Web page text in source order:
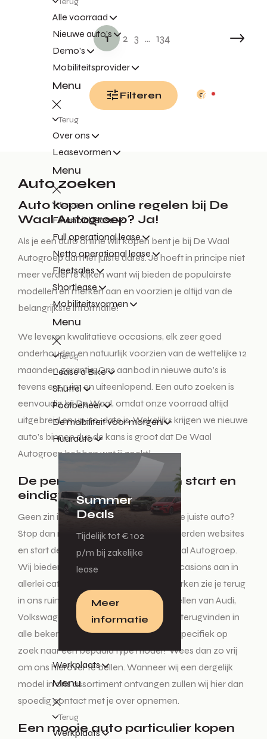
Alle voorraad
Nieuwe auto's
Demo's
Mobiliteitsprovider
Menu
Terug
Over ons
Leasevormen
Menu
Terug
Financial lease
Full operational lease
Netto operational lease
Fleetsales
Shortlease
Mobiliteitsvormen
Menu
Terug
Lease a Bike
Shuttel
Poolbeheer
De mobiliteit voor morgen
Huurauto
Summer
Deals
Tijdelijk tot € 102
p/m bij zakelijke
lease
Meer
informatie
Werkplaats
Menu
Terug
Werkplaats
0
1 2 3 ... 134
Filteren
Auto zoeken
Auto kopen online regelen bij De
Waal Autogroep? Ja!
Als je een auto online wilt kopen bent je bij De Waal
Autogroep aan het juiste adres. Je hoeft in principe niet
meer verder te kijken want wij bieden de populairste
modellen en merken aan en voorzien je altijd van de
belangrijkste informatie!
We leveren kwalitatieve occasions, elk zeer goed
onderhouden en natuurlijk voorzien van de wettelijke 12
maanden garantie. Ons aanbod in nieuwe auto’s is
tevens erg ruim en uiteenlopend. Een auto zoeken is
eenvoudig bij De Waal, omdat onze voorraad altijd
uitgebreid en up-to-date is. Wekelijks krijgen we nieuwe
auto’s binnen dus de kans is groot dat De Waal
Autogroep hebben wat jij zoekt!
De perfecte auto zoeken start en
eindigt hier!
Geen zin in een lange zoektocht naar de juiste auto?
Stop dan met het auto zoeken op honderden websites
en start deze tocht enkel nog bij De Waal Autogroep.
Wij bieden diverse nieuwe auto’s en occasions aan in
allerlei categorieën. Alle vertrouwde merken zie je terug
in ons ruime aanbod. De mooiste modellen van Audi,
Volkswagen, Škoda en SEAT kun je hier terugvinden in
alle bekende uitvoeringen. Ben je heel specifiek op
zoek naar een bepaald type model? Wees dan zo vrij
om ons hierover te bellen. Wanneer wij een dergelijk
model in ons assortiment ontvangen zullen wij hier dan
spoedig contact met je over opnemen.
Een mooie auto particulier kopen